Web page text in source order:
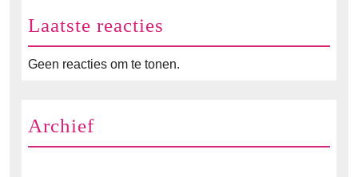
Laatste reacties
Geen reacties om te tonen.
Archief